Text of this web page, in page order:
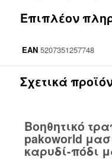
Επιπλέον
EAN 5207351257748
Σχετικά
Βοηθητικό
pakoworld
καρυδί-πόδι